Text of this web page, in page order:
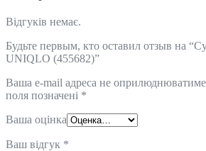
Відгуків немає.
Будьте первым, кто оставил отзыв на
UNIQLO (455682)”
Ваша e-mail адреса не
поля позначені *
Ваша оцінка
Ваш відгук *